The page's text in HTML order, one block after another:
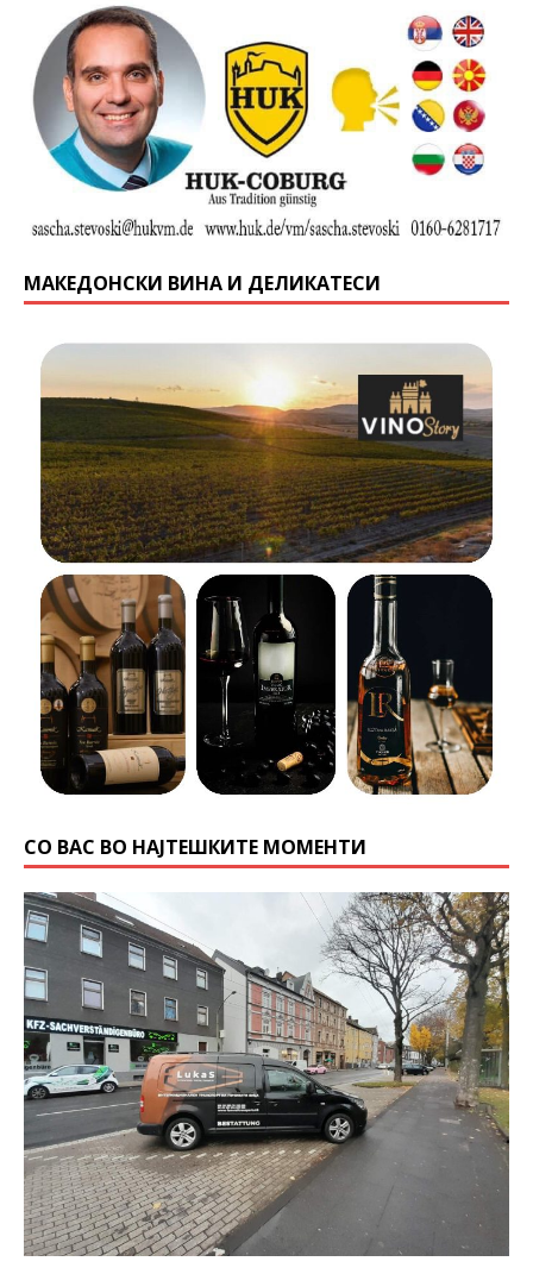
МАКЕДОНСКИ ВИНА И ДЕЛИКАТЕСИ
СО ВАС ВО НАЈТЕШКИТЕ МОМЕНТИ